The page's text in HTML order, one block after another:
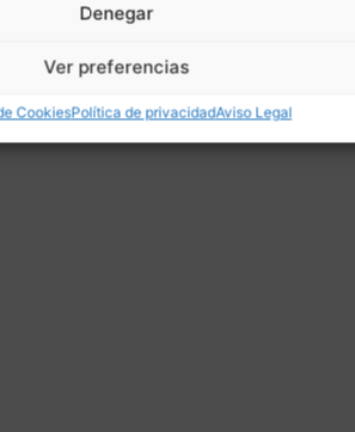
Denegar
Ver preferencias
CookiesPolítica de privacidadAviso Legal